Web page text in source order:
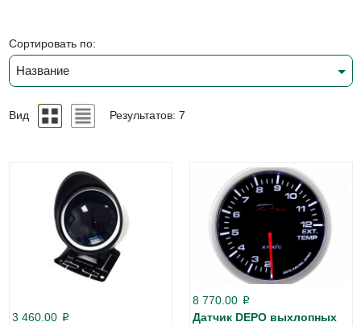
Сортировать по:
Название
Вид Результатов: 7
3 460.00 p
8 770.00 p
Датчик DEPO выхлопных